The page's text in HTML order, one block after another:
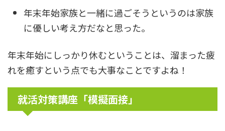
年末年始家族と一緒に過ごそうというのは家族
に優しい考え方だなと思った。
年末年始にしっかり休むということは、溜まった疲
れを癒すという点でも大事なことですよね！
就活対策講座「模擬面接」